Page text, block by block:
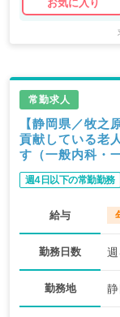
常勤求人
【静岡県／牧
貢献している老
す（一般内科・
週4日以下の常勤勤務
給与
勤務日数
勤務地